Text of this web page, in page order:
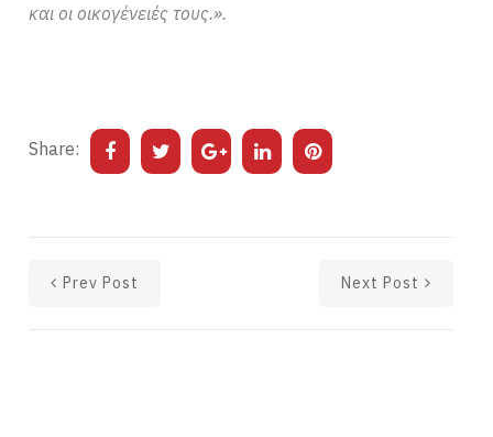
και οι οικογένειές τους.».
Share:
Prev Post Next Post